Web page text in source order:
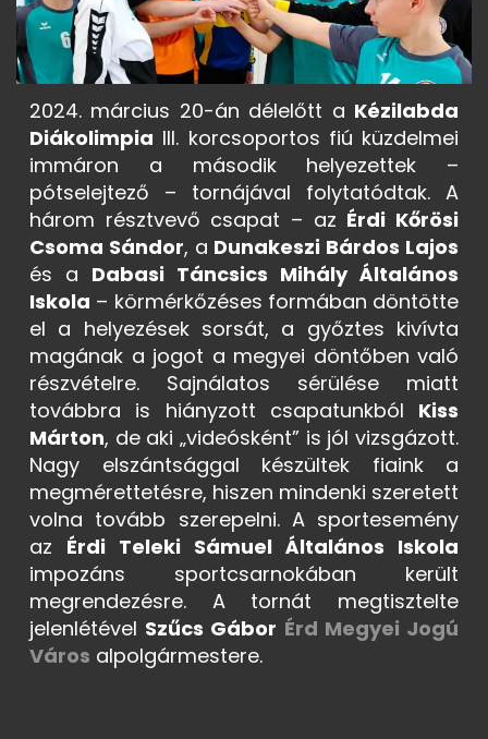
2024. március 20-án délelőtt a Kézilabda
Diákolimpia III. korcsoportos fiú küzdelmei
immáron a második helyezettek –
pótselejtező – tornájával folytatódtak. A
három résztvevő csapat – az Érdi Kőrösi
Csoma Sándor, a Dunakeszi Bárdos Lajos
és a Dabasi Táncsics Mihály Általános
Iskola – körmérkőzéses formában döntötte
el a helyezések sorsát, a győztes kivívta
magának a jogot a megyei döntőben való
részvételre. Sajnálatos sérülése miatt
továbbra is hiányzott csapatunkból Kiss
Márton, de aki „videósként” is jól vizsgázott.
Nagy elszántsággal készültek fiaink a
megmérettetésre, hiszen mindenki szeretett
volna tovább szerepelni. A sportesemény
az Érdi Teleki Sámuel Általános Iskola
impozáns sportcsarnokában került
megrendezésre. A tornát megtisztelte
jelenlétével Szűcs Gábor Érd Megyei Jogú
Város alpolgármestere.